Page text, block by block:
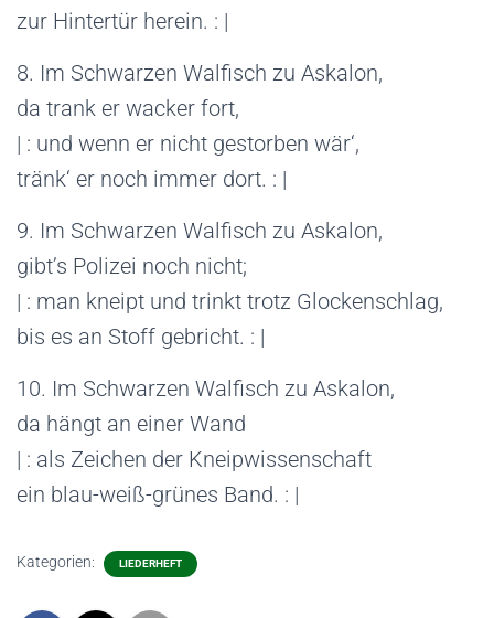
zur Hintertür herein. : |
8. Im Schwarzen Walfisch zu Askalon,
da trank er wacker fort,
| : und wenn er nicht gestorben wär‘,
tränk‘ er noch immer dort. : |
9. Im Schwarzen Walfisch zu Askalon,
gibt’s Polizei noch nicht;
| : man kneipt und trinkt trotz Glockenschlag,
bis es an Stoff gebricht. : |
10. Im Schwarzen Walfisch zu Askalon,
da hängt an einer Wand
| : als Zeichen der Kneipwissenschaft
ein blau-weiß-grünes Band. : |
Kategorien: LIEDERHEFT